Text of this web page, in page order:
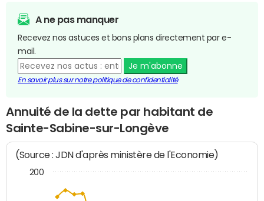
A ne pas manquer
Recevez nos astuces et bons plans directement par e-
mail.
Je m'abonne
En savoir plus sur notre politique de confidentialité
Annuité de la dette par habitant de
Sainte-Sabine-sur-Longève
(Source : JDN d'après ministère de l'Economie)
200